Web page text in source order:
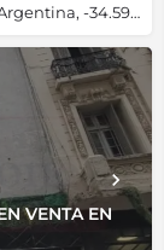
Arenales 1965, Recoleta, Buenos Aires, C1124, Argentina, -34.59465, -58.39546
VENTA EN